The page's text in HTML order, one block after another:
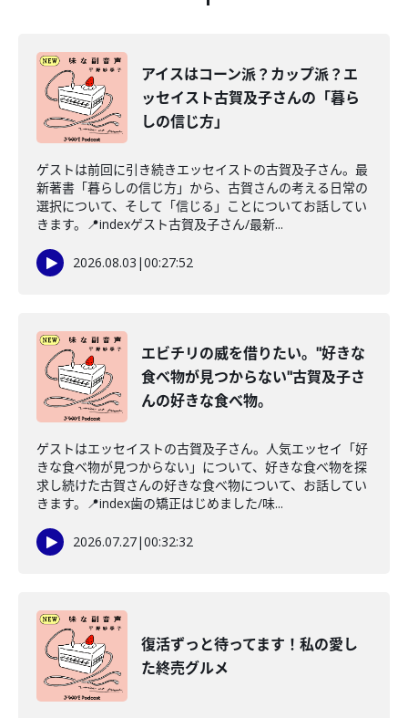
アイスはコーン派？カップ派？エ
ッセイスト古賀及子さんの「暮ら
しの信じ方」
ゲストは前回に引き続きエッセイストの古賀及子さん。最
新著書「暮らしの信じ方」から、古賀さんの考える日常の
選択について、そして「信じる」ことについてお話してい
きます。📍indexゲスト古賀及子さん/最新...
2026.08.03 |00:27:52
エビチリの威を借りたい。"好きな
食べ物が見つからない"古賀及子さ
んの好きな食べ物。
ゲストはエッセイストの古賀及子さん。人気エッセイ「好
きな食べ物が見つからない」について、好きな食べ物を探
求し続けた古賀さんの好きな食べ物について、お話してい
きます。📍index歯の矯正はじめました/味...
2026.07.27|00:32:32
復活ずっと待ってます！私の愛し
た終売グルメ